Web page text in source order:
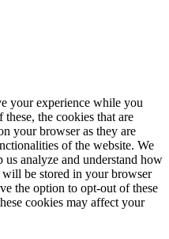
your experience while you
the cookies that are
your browser as they are
of the website. We
analyze and understand how
be stored in your browser
the option to opt-out of these
cookies may affect your